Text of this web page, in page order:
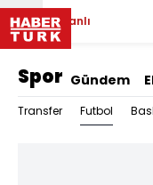
Canlı
Spor Gündem
Transfer Futbol